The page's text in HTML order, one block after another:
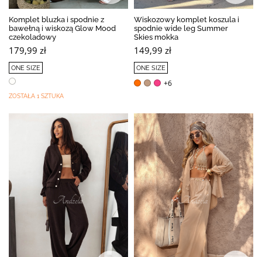
Komplet bluzka i spodnie z
bawełną i wiskozą Glow Mood
czekoladowy
179,99 zł
ONE SIZE
ZOSTAŁA 1 SZTUKA
Wiskozowy komplet koszula i
spodnie wide leg Summer
Skies mokka
149,99 zł
ONE SIZE
+6